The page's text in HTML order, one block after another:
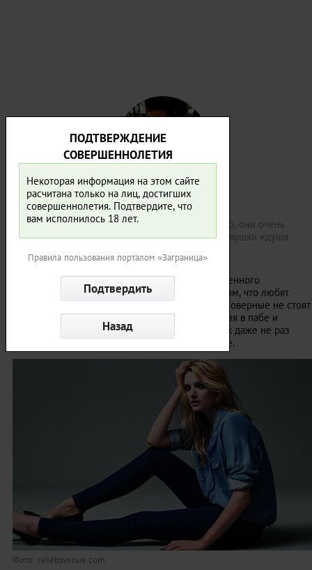
ПОДТВЕРЖДЕНИЕ
СОВЕРШЕННОЛЕТИЯ
Некоторая информация на этом сайте
расчитана только на лиц, достигших
совершеннолетия. Подтвердите, что
вам исполнилось 18 лет.
Правила пользования порталом «Заграница»
Дмитрий:
С общением у британок туго. Как правило, они очень
высокомерны — встречаются, скажем, девушки «душа
А вот отдыхают жительницы Соединенного
Королевства много и часто. Мы уже писали о том, что любят
выпить британскиемужчины, — так вот их благоверные не стоят
в стороне. Девушки не пренебрегают пинтой эля в пабе и
напитками покрепче в ночных клубах. Британок даже не раз
называли самыми пьющими женщинами в мире.
Фото: celebsvenue.com